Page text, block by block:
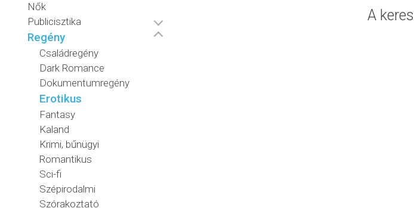
Nők
Publicisztika
Regény
Családregény
Dark Romance
Dokumentumregény
Erotikus
Fantasy
Kaland
Krimi, bűnügyi
Romantikus
Sci-fi
Szépirodalmi
Szórakoztató
A